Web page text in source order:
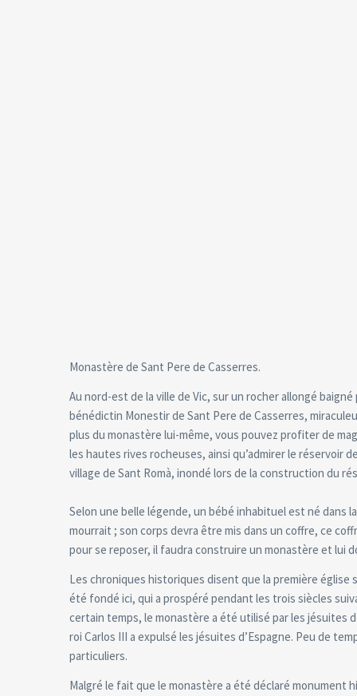
Monastère de Sant Pere de Casserres.
Au nord-est de la ville de Vic, sur un rocher allongé
bénédictin Monestir de Sant Pere de Casserres,
plus du monastère lui-même, vous pouvez profiter de
les hautes rives rocheuses, ainsi qu’admirer le réservoir
village de Sant Romà, inondé lors de la construction du
Selon une belle légende, un bébé inhabituel est né dans
mourrait ; son corps devra être mis dans un coffre, ce
pour se reposer, il faudra construire un monastère et lui
Les chroniques historiques disent que la première
été fondé ici, qui a prospéré pendant les trois siècles
certain temps, le monastère a été utilisé par les jésuites
roi Carlos III a expulsé les jésuites d’Espagne. Peu de
particuliers.
Malgré le fait que le monastère a été déclaré monument